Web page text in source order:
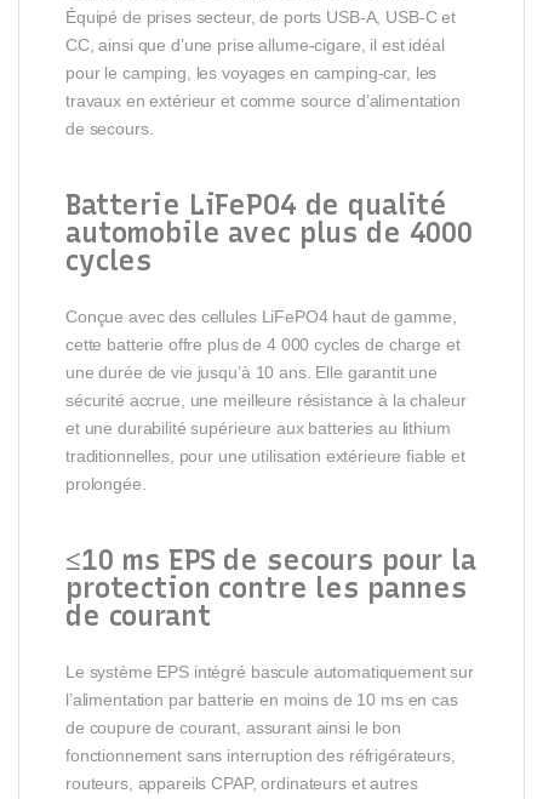
Équipé de prises secteur, de ports USB-A, USB-C et
CC, ainsi que d’une prise allume-cigare, il est idéal
pour le camping, les voyages en camping-car, les
travaux en extérieur et comme source d’alimentation
de secours.
Batterie LiFePO4 de qualité
automobile avec plus de 4000
cycles
Conçue avec des cellules LiFePO4 haut de gamme,
cette batterie offre plus de 4 000 cycles de charge et
une durée de vie jusqu’à 10 ans. Elle garantit une
sécurité accrue, une meilleure résistance à la chaleur
et une durabilité supérieure aux batteries au lithium
traditionnelles, pour une utilisation extérieure fiable et
prolongée.
≤10 ms EPS de secours pour la
protection contre les pannes
de courant
Le système EPS intégré bascule automatiquement sur
l’alimentation par batterie en moins de 10 ms en cas
de coupure de courant, assurant ainsi le bon
fonctionnement sans interruption des réfrigérateurs,
routeurs, appareils CPAP, ordinateurs et autres